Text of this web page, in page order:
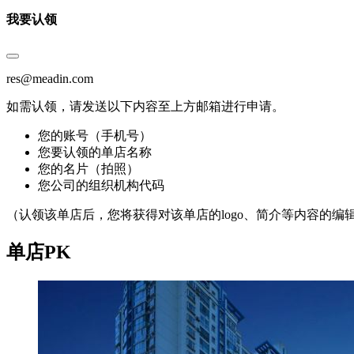
我要认领
res@meadin.com
如需认领，请发送以下内容至上方邮箱进行申请。
您的账号（手机号）
您要认领的单店名称
您的名片（拍照）
您公司的组织机构代码
（认领该单店后，您将获得对该单店的logo、简介等内容的编
单店PK